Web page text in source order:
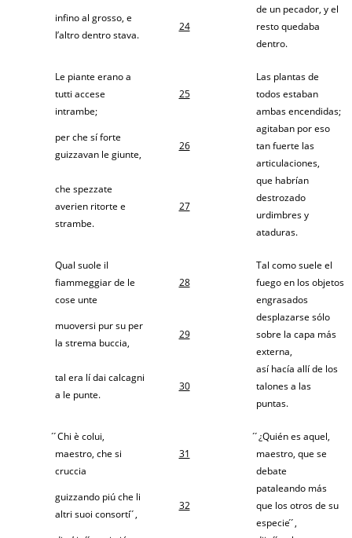
infino al grosso, e
l’altro dentro stava.
24
de un pecador, y el
resto quedaba
dentro.
Le piante erano a
tutti accese
intrambe;
25
Las plantas de
todos estaban
ambas encendidas;
per che sí forte
guizzavan le giunte,
26
agitaban por eso
tan fuerte las
articulaciones,
che spezzate
averien ritorte e
strambe.
27
que habrían
destrozado
urdimbres y
ataduras.
Qual suole il
fiammeggiar de le
cose unte
28
Tal como suele el
fuego en los objetos
engrasados
muoversi pur su per
la strema buccia,
29
desplazarse sólo
sobre la capa más
externa,
tal era lí dai calcagni
a le punte.
30
así hacía allí de los
talones a las
puntas.
́ ́Chi è colui,
maestro, che si
cruccia
31
́ ́¿Quién es aquel,
maestro, que se
debate
guizzando piú che li
altri suoi consorti ́ ́,
32
pataleando más
que los otros de su
especie ́ ́,